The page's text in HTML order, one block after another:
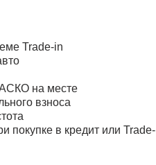
Trade-in
на месте
взноса
покупке в кредит или Trade-